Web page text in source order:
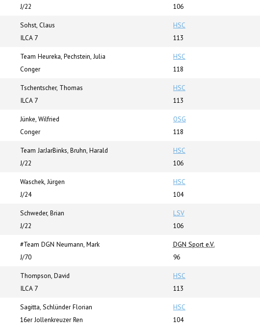
J/22
106
Sohst, Claus
ILCA 7
HSC
113
Team Heureka, Pechstein, Julia
Conger
HSC
118
Tschentscher, Thomas
ILCA 7
HSC
113
Jünke, Wilfried
Conger
OSG
118
Team JarJarBinks, Bruhn, Harald
J/22
HSC
106
Waschek, Jürgen
J/24
HSC
104
Schweder, Brian
J/22
LSV
106
#Team DGN Neumann, Mark
J/70
DGN Sport e.V.
96
Thompson, David
ILCA 7
HSC
113
Sagitta, Schlünder Florian
16er Jollenkreuzer Ren
HSC
104